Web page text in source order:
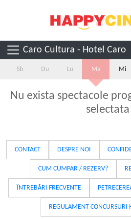
Caro Cultura - Hotel Caro
Sb Du Lu Ma Mi
Nu exista spectacole
CONTACT DESPRE NOI
CUM CUMPAR / REZERV?
ÎNTREBĂRI FRECVENTE
REGULAMENT CONCURSURI